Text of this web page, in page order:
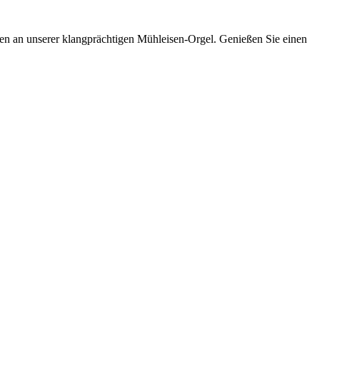
an unserer klangprächtigen Mühleisen-Orgel. Genießen Sie einen